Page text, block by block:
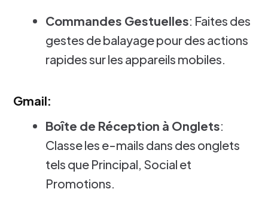
Commandes Gestuelles: Faites des
gestes de balayage pour des actions
rapides sur les appareils mobiles.
Gmail:
Boîte de Réception à Onglets:
Classe les e-mails dans des onglets
tels que Principal, Social et
Promotions.